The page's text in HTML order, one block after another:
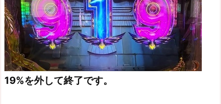
19%を外して終了です。